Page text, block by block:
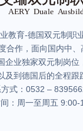
教育-德国双元制职
合作，面向国内中
企业独家双元制岗位
及到德国后的全程跟
式：0532 –
：周一至周五 9:00-